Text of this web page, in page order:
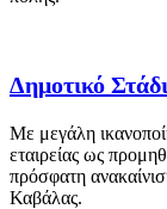
Δημοτικό
Με μεγάλη
εταιρείας ως
πρόσφατη
Καβάλας.